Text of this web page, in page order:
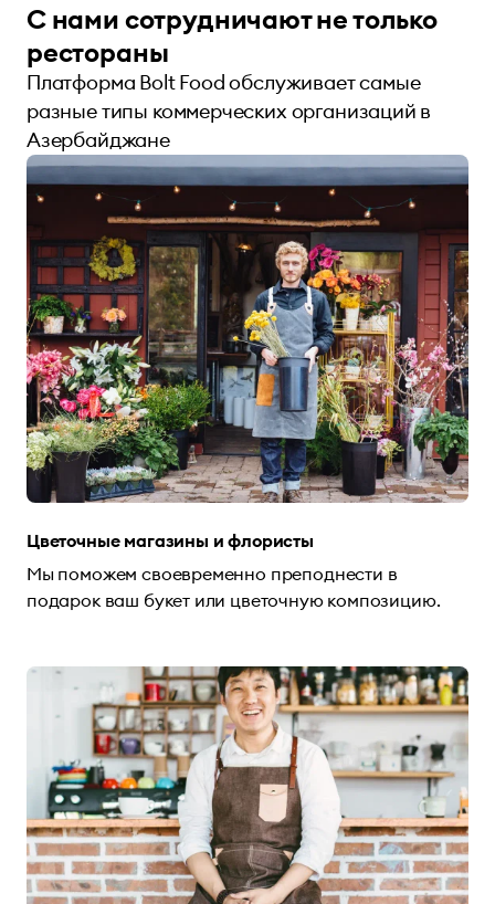
С нами сотрудничают не только
рестораны
Платформа Bolt Food обслуживает самые
разные типы коммерческих организаций в
Азербайджане
Цветочные магазины и флористы
Мы поможем своевременно преподнести в
подарок ваш букет или цветочную композицию.